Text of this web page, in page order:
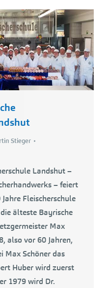
Stieger
Landshut –
– feiert
Fleischerschule
älteste Bayrische
Max
also vor 60 Jahren,
Max Schöner das
Huber wird zuerst
1979 wird Dr.